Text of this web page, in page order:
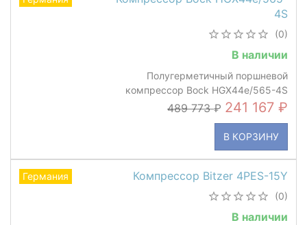
4S
(0)
В наличии
Полугерметичный поршневой
компрессор Bock HGX44e/565-4S
489 773 241 167
В КОРЗИНУ
Компрессор Bitzer 4PES-15Y
(0)
В наличии
Германия